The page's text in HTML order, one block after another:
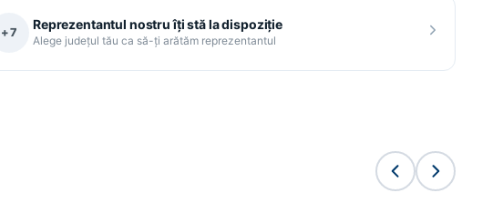
+7
Reprezentantul nostru îți stă la dispoziție
Alege județul tău ca să-ți arătăm reprezentantul